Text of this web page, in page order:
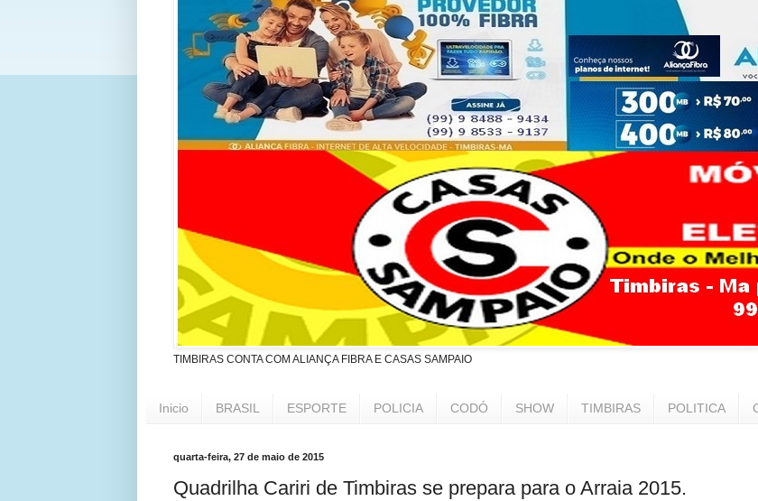
TIMBIRAS CONTA COM ALIANÇA FIBRA E CASAS SAMPAIO
Inicio BRASIL ESPORTE POLICIA CODÓ SHOW TIMBIRAS POLITICA
quarta-feira, 27 de maio de 2015
Quadrilha Cariri de Timbiras se prepara para o Arraia 2015.